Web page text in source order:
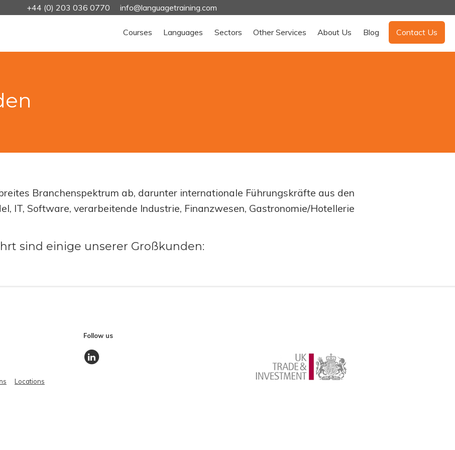
+44 (0) 203 036 0770 info@languagetraining.com
Courses Languages Sectors Other Services About Us Blog Contact Us
Branchenspektrum ab, darunter internationale Führungskräfte aus den
IT, Software, verarbeitende Industrie, Finanzwesen, Gastronomie/Hotellerie
sind einige unserer Großkunden:
Locations
Follow us